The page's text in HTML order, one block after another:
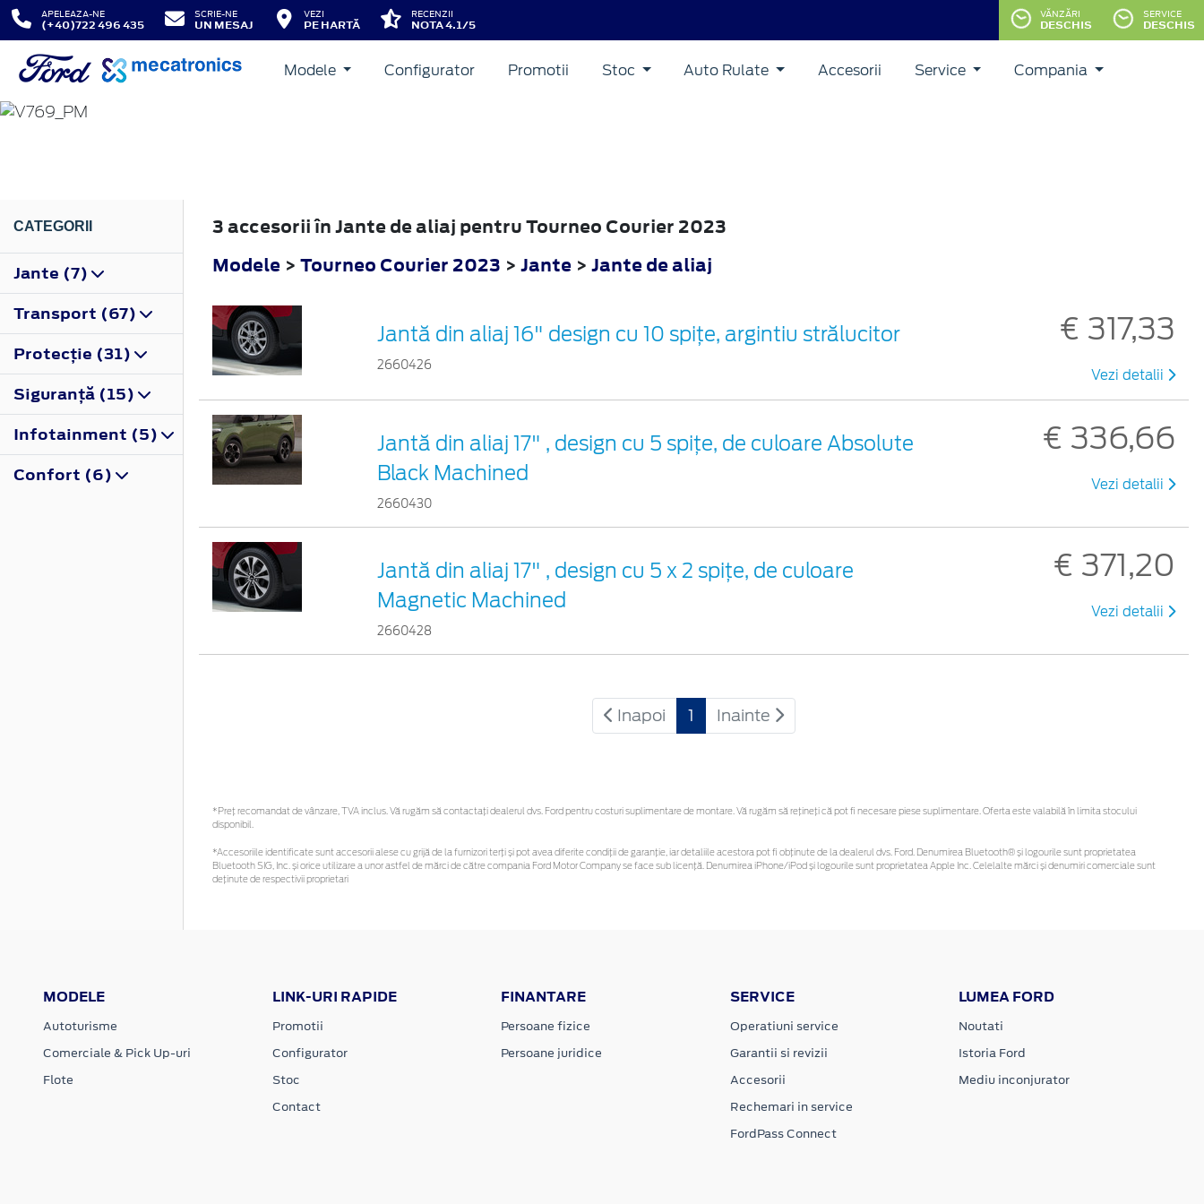
APELEAZA-NE
(+40)722 496 435
SCRIE-NE
UN MESAJ
VEZI
PE HARTĂ
RECENZII
NOTA 4.1/5
VĂNZĂRI
DESCHIS
SERVICE
DESCHIS
Modele Configurator Promotii Stoc Auto Rulate Accesorii Service Compania
TOURNEO COURIER
CATEGORII
Jante (7)
Transport (67)
Protecţie (31)
Siguranţă (15)
Infotainment (5)
Confort (6)
3 accesorii în Jante de aliaj pentru Tourneo Courier 2023
Modele > Tourneo Courier 2023 > Jante > Jante de aliaj
Jantă din aliaj 16" design cu 10 spițe, argintiu strălucitor
2660426
€ 317,33
Vezi detalii
Jantă din aliaj 17" , design cu 5 spițe, de culoare Absolute
Black Machined
2660430
€ 336,66
Vezi detalii
Jantă din aliaj 17" , design cu 5 x 2 spițe, de culoare
Magnetic Machined
2660428
€ 371,20
Vezi detalii
Inapoi 1 Inainte
*Preţ recomandat de vânzare, TVA inclus. Vă rugăm să contactaţi dealerul dvs. Ford pentru costuri suplimentare de montare. Vă rugăm să rețineți că pot fi necesare piese suplimentare. Oferta este valabilă în limita stocului
disponibil.
*Accesoriile identificate sunt accesorii alese cu grijă de la furnizori terți și pot avea diferite condiții de garanție, iar detaliile acestora pot fi obținute de la dealerul dvs. Ford. Denumirea Bluetooth® și logourile sunt proprietatea
Bluetooth SIG, Inc. și orice utilizare a unor astfel de mărci de către compania Ford Motor Company se face sub licență. Denumirea iPhone/iPod și logourile sunt proprietatea Apple Inc. Celelalte mărci și denumiri comerciale sunt
deținute de respectivii proprietari
MODELE
Autoturisme
Comerciale & Pick Up-uri
Flote
LINK-URI RAPIDE
Promotii
Configurator
Stoc
Contact
FINANTARE
Persoane fizice
Persoane juridice
SERVICE
Operatiuni service
Garantii si revizii
Accesorii
Rechemari in service
FordPass Connect
LUMEA FORD
Noutati
Istoria Ford
Mediu inconjurator